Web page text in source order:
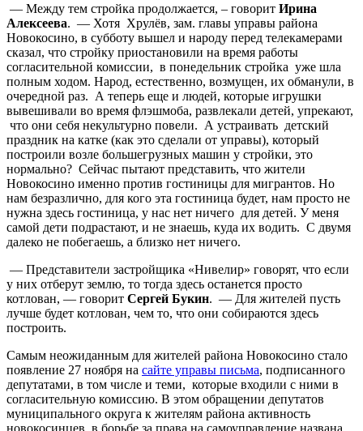
— Между тем стройка продолжается, – говорит Ирина
Алексеева. — Хотя Хрулёв, зам. главы управы района
Новокосино, в субботу вышел и народу перед телекамерами
сказал, что стройку приостановили на время работы
согласительной комиссии, в понедельник стройка уже шла
полным ходом. Народ, естественно, возмущен, их обманули, в
очередной раз. А теперь еще и людей, которые игрушки
вывешивали во время флэшмоба, развлекали детей, упрекают,
что они себя некультурно повели. А устраивать детский
праздник на катке (как это сделали от управы), который
построили возле большегрузных машин у стройки, это
нормально? Сейчас пытают представить, что жители
Новокосино именно против гостиницы для мигрантов. Но
нам безразлично, для кого эта гостиница будет, нам просто не
нужна здесь гостиница, у нас нет ничего для детей. У меня
самой дети подрастают, и не знаешь, куда их водить. С двумя
далеко не побегаешь, а близко нет ничего.
— Представители застройщика «Нивелир» говорят, что если
у них отберут землю, то тогда здесь останется просто
котлован, — говорит Сергей Букин. — Для жителей пусть
лучше будет котлован, чем то, что они собираются здесь
построить.
Самым неожиданным для жителей района Новокосино стало
появление 27 ноября на сайте управы письма, подписанного
депутатами, в том числе и теми, которые входили с ними в
согласительную комиссию. В этом обращении депутатов
муниципального округа к жителям района активность
новокосинцев в борьбе за права на самоуправление названа